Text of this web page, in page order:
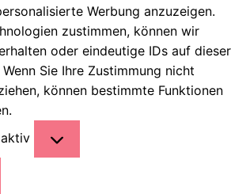
Werbung anzuzeigen.
zustimmen, können wir
oder eindeutige IDs auf dieser
Sie Ihre Zustimmung nicht
können bestimmte Funktionen